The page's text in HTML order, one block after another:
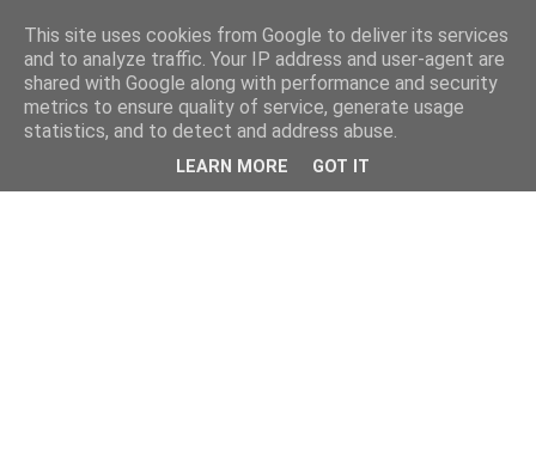
This site uses cookies from Google to deliver its services
and to analyze traffic. Your IP address and user-agent are
shared with Google along with performance and security
metrics to ensure quality of service, generate usage
statistics, and to detect and address abuse.
LEARN MORE GOT IT